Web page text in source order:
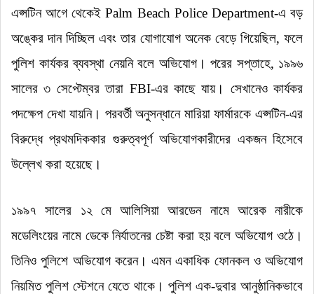
এপ্সটিন আগে থেকেই Palm Beach Police Department-এ বড়
অঙ্কের দান দিচ্ছিল এবং তার যোগাযোগ অনেক বেড়ে গিয়েছিল, ফলে
পুলিশ কার্যকর ব্যবস্থা নেয়নি বলে অভিযোগ। পরের সপ্তাহে, ১৯৯৬
সালের ৩ সেপ্টেম্বর তারা FBI-এর কাছে যায়। সেখানেও কার্যকর
পদক্ষেপ দেখা যায়নি। পরবর্তী অনুসন্ধানে মারিয়া ফার্মারকে এপ্সটিন-এর
বিরুদ্ধে প্রথমদিককার গুরুত্বপূর্ণ অভিযোগকারীদের একজন হিসেবে
উল্লেখ করা হয়েছে ।
১৯৯৭ সালের ১২ মে আলিসিয়া আরডেন নামে আরেক নারীকে
মডেলিংয়ের নামে ডেকে নির্যাতনের চেষ্টা করা হয় বলে অভিযোগ ওঠে ।
তিনিও পুলিশে অভিযোগ করেন। এমন একাধিক ফোনকল ও অভিযোগ
নিয়মিত পুলিশ স্টেশনে যেতে থাকে। পুলিশ এক-দুবার আনুষ্ঠানিকভাবে